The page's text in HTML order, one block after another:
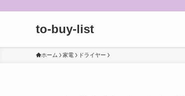
to-buy-list
ホーム 家電 ドライヤー